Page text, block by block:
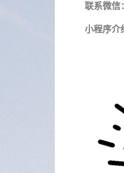
联系微信
小程序介